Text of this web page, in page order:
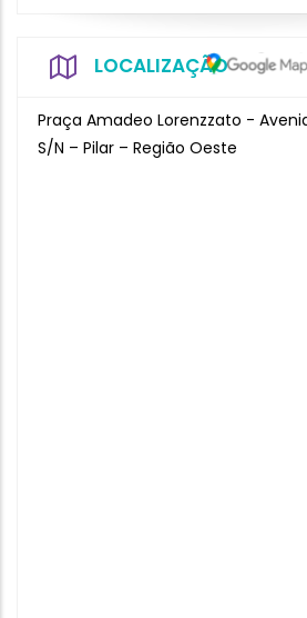
LOCALIZAÇÃO
Praça Amadeo Lorenzzato -
S/N – Pilar – Região Oeste